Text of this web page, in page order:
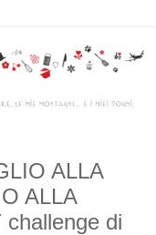
ALLA
ALLA
di